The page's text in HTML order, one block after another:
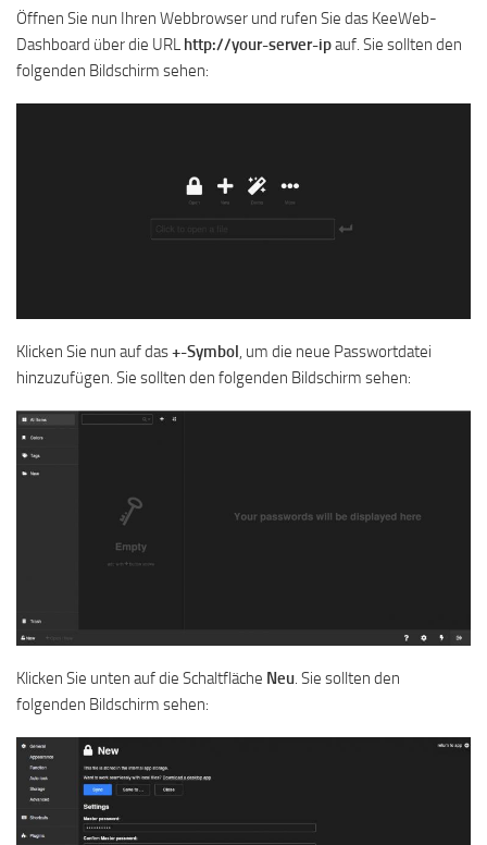
Öffnen Sie nun Ihren Webbrowser und rufen Sie das KeeWeb-
Dashboard über die URL http://your-server-ipauf. Sie sollten den
folgenden Bildschirm sehen:
Klicken Sie nun auf das+-Symbol, um die neue Passwortdatei
hinzuzufügen. Sie sollten den folgenden Bildschirm sehen:
Klicken Sie unten auf die Schaltfläche Neu . Sie sollten den
folgenden Bildschirm sehen: